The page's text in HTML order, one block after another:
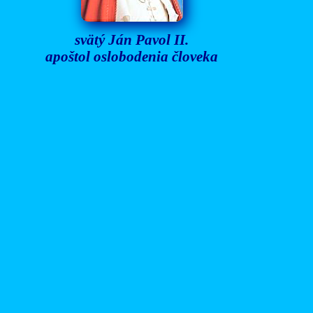
svätý Ján Pavol II.
apoštol oslobodenia človeka